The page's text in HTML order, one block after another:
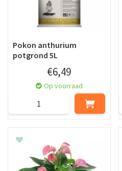
Pokon anthurium
potgrond 5L
€6,49
Op voorraad